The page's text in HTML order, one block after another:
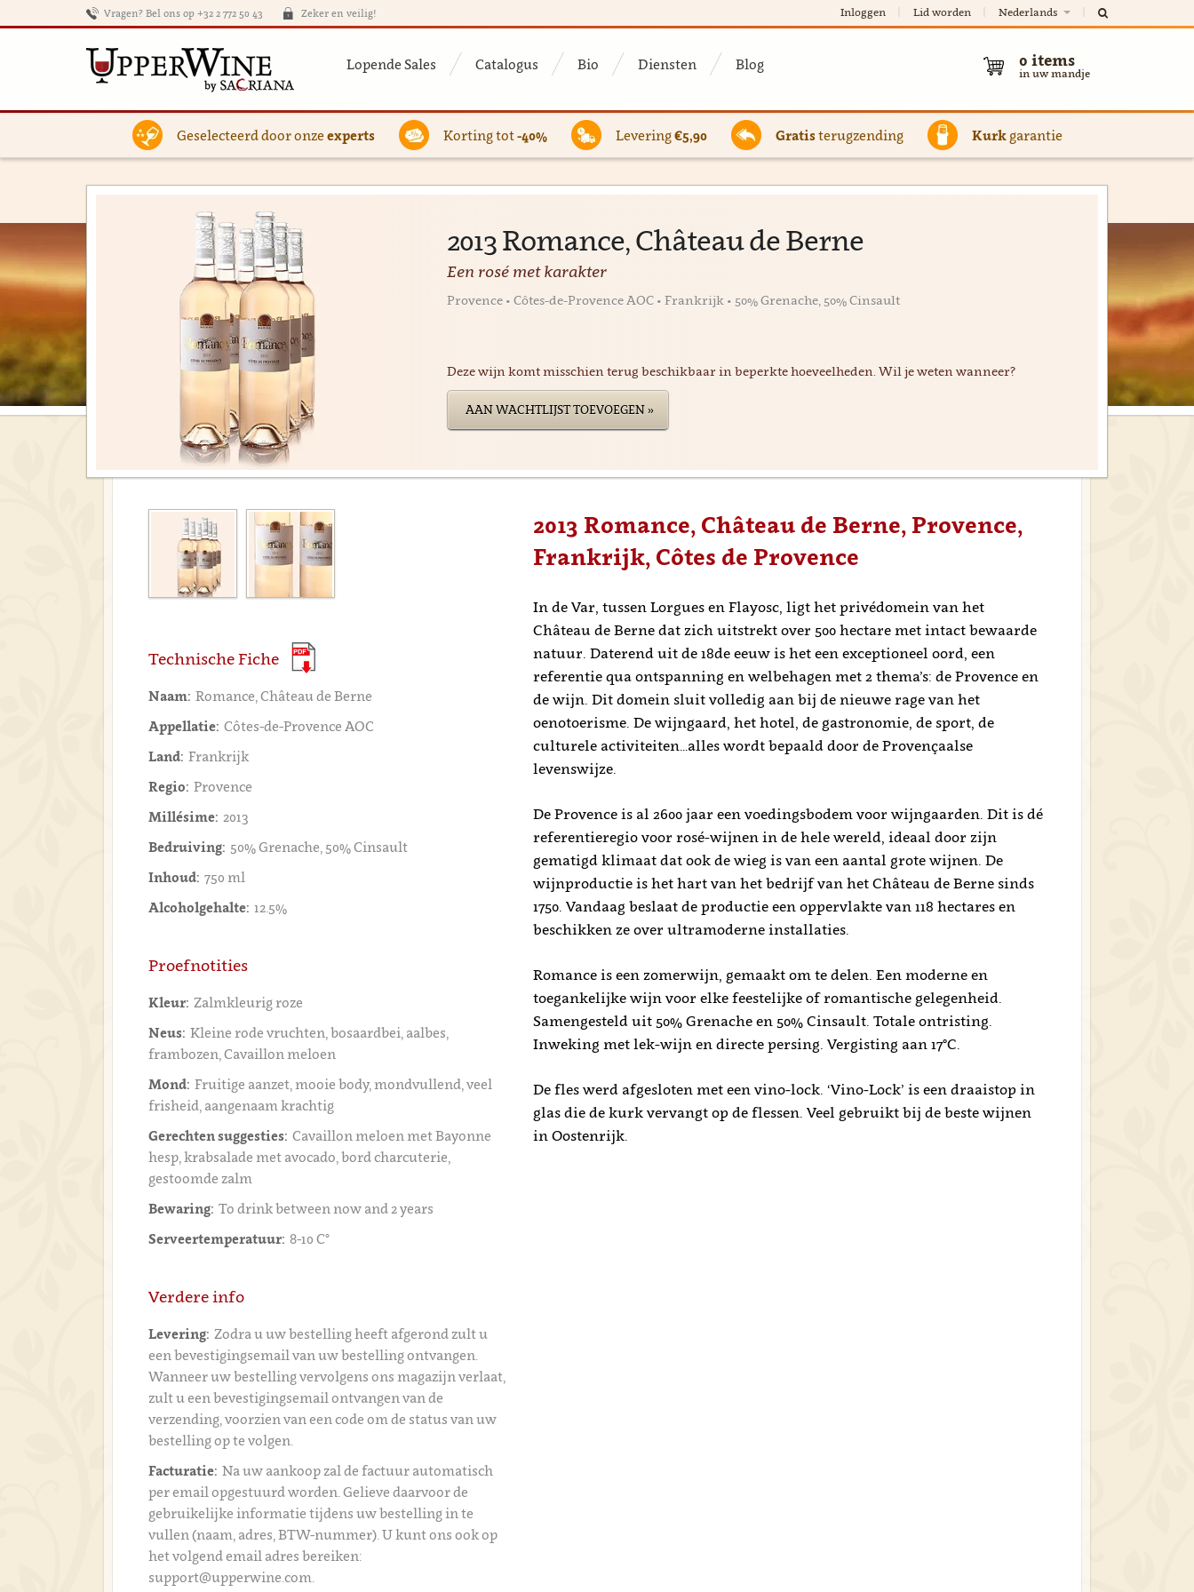
Vragen? Bel ons op +32 2 772 50 43 Zeker en veilig! Inloggen Lid worden Nederlands
Lopende Sales Catalogus Bio Diensten Blog 0 items
in uw mandje
Geselecteerd door onzeexperts Korting tot-40% Levering€5,90 Gratisterugzending Kurkgarantie
2013 Romance, Château de Berne
Een rosé met karakter
Provence • Côtes-de-Provence AOC • Frankrijk • 50% Grenache, 50% Cinsault
Deze wijn komt misschien terug beschikbaar in beperkte hoeveelheden. Wil je weten wanneer?
AAN WACHTLIJST TOEVOEGEN »
2013 Romance, Château de Berne, Provence,
Frankrijk, Côtes de Provence
In de Var, tussen Lorgues en Flayosc, ligt het privédomein van het
Château de Berne dat zich uitstrekt over 500 hectare met intact bewaarde
natuur. Daterend uit de 18de eeuw is het een exceptioneel oord, een
referentie qua ontspanning en welbehagen met 2 thema’s: de Provence en
de wijn. Dit domein sluit volledig aan bij de nieuwe rage van het
oenotoerisme. De wijngaard, het hotel, de gastronomie, de sport, de
culturele activiteiten…alles wordt bepaald door de Provençaalse
levenswijze.
De Provence is al 2600 jaar een voedingsbodem voor wijngaarden. Dit is dé
referentieregio voor rosé-wijnen in de hele wereld, ideaal door zijn
gematigd klimaat dat ook de wieg is van een aantal grote wijnen. De
wijnproductie is het hart van het bedrijf van het Château de Berne sinds
1750. Vandaag beslaat de productie een oppervlakte van 118 hectares en
beschikken ze over ultramoderne installaties.
Romance is een zomerwijn, gemaakt om te delen. Een moderne en
toegankelijke wijn voor elke feestelijke of romantische gelegenheid.
Samengesteld uit 50% Grenache en 50% Cinsault. Totale ontristing.
Inweking met lek-wijn en directe persing. Vergisting aan 17°C.
De fles werd afgesloten met een vino-lock. ‘Vino-Lock’ is een draaistop in
glas die de kurk vervangt op de flessen. Veel gebruikt bij de beste wijnen
in Oostenrijk.
Technische Fiche
Naam: Romance, Château de Berne
Appellatie: Côtes-de-Provence AOC
Land: Frankrijk
Regio: Provence
Millésime: 2013
Bedruiving: 50% Grenache, 50% Cinsault
Inhoud: 750 ml
Alcoholgehalte: 12.5%
Proefnotities
Kleur: Zalmkleurig roze
Neus: Kleine rode vruchten, bosaardbei, aalbes,
frambozen, Cavaillon meloen
Mond: Fruitige aanzet, mooie body, mondvullend, veel
frisheid, aangenaam krachtig
Gerechten suggesties: Cavaillon meloen met Bayonne
hesp, krabsalade met avocado, bord charcuterie,
gestoomde zalm
Bewaring: To drink between now and 2 years
Serveertemperatuur: 8-10 C°
Verdere info
Levering: Zodra u uw bestelling heeft afgerond zult u
een bevestigingsemail van uw bestelling ontvangen.
Wanneer uw bestelling vervolgens ons magazijn verlaat,
zult u een bevestigingsemail ontvangen van de
verzending, voorzien van een code om de status van uw
bestelling op te volgen.
Facturatie: Na uw aankoop zal de factuur automatisch
per email opgestuurd worden. Gelieve daarvoor de
gebruikelijke informatie tijdens uw bestelling in te
vullen (naam, adres, BTW-nummer). U kunt ons ook op
het volgend email adres bereiken:
support@upperwine.com.